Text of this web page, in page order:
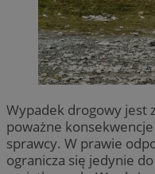
Wypadek drogowy jest
poważne
sprawcy. W prawie
ogranicza się jedynie